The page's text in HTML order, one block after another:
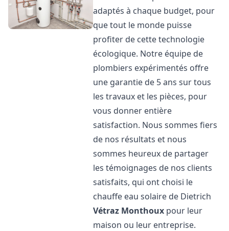
adaptés à chaque budget, pour
que tout le monde puisse
profiter de cette technologie
écologique. Notre équipe de
plombiers expérimentés offre
une garantie de 5 ans sur tous
les travaux et les pièces, pour
vous donner entière
satisfaction. Nous sommes fiers
de nos résultats et nous
sommes heureux de partager
les témoignages de nos clients
satisfaits, qui ont choisi le
chauffe eau solaire de Dietrich
Vétraz Monthoux pour leur
maison ou leur entreprise.